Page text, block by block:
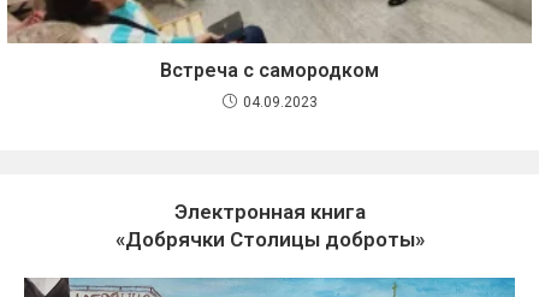
Встреча с самородком
04.09.2023
Электронная книга
«Добрячки Столицы доброты»